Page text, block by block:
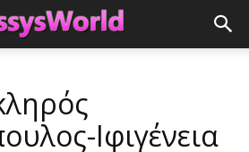
Ιφιγένεια